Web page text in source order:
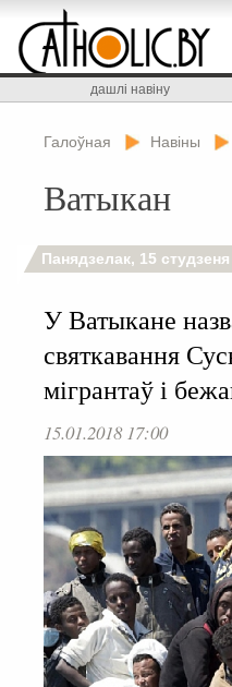
дашлі навіну
Галоўная Навіны
Ватыкан
Панядзелак, 15
У Ватыкане
святкавання
мігрантаў і
15.01.2018 17:00